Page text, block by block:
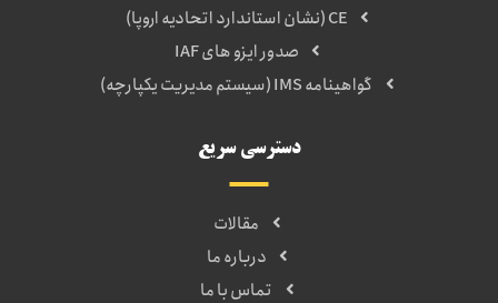
CE (نشان استاندارد اتحادیه اروپا)
صدور ایزو های IAF
گواهینامه IMS (سیستم مدیریت یکپارچه)
دسترسی سریع
مقالات
درباره ما
تماس با ما